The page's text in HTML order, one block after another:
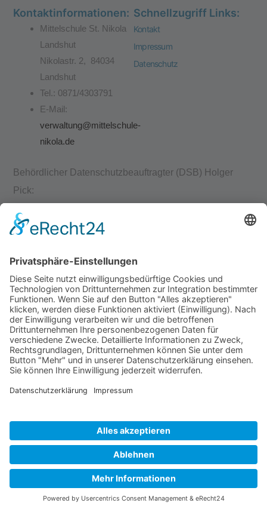
Kontaktinformationen:
Mittelschule St. Nikola
Landshut
Nikolastr. 2, 84034
Landshut
Tel.: 0871/4303791
E-Mail:
verwaltung@mittelschule-
nikola.de
Schnellzugriff Links:
Kontakt
Impressum
Datenschutz
Behördlicher Datenschutzbeauftragter (DSB) Holger
Pick:
(zuständig für Förder- , Grund- und Mittelschulen)
Dienstsitz:
Grund- u. Mittelschule Ergolding
Bauhofstraße 1, 84030 Ergolding
E-Mail: Holger.Pick@schule.bayern.de
Tel.: 0871/9753721
© 2026 www.365art.de